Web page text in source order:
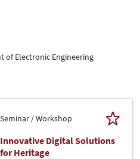
of Electronic Engineering
Seminar / Workshop
Innovative Digital Solutions
for Heritage